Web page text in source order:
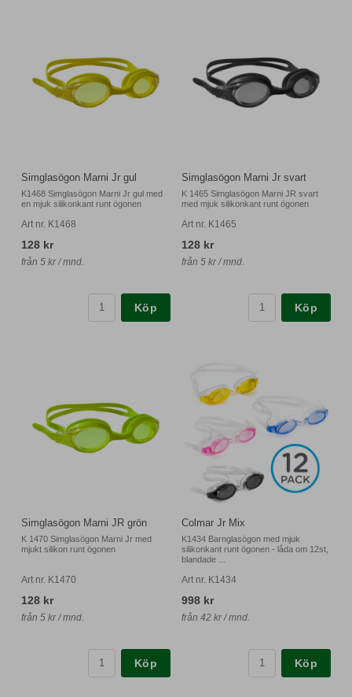
Simglasögon Marni Jr gul
K1468 Simglasögon Marni Jr gul med
en mjuk silikonkant runt ögonen
Art nr. K1468
128 kr
från 5 kr / mnd.
Köp
Simglasögon Marni Jr svart
K 1465 Simglasögon Marni JR svart
med mjuk silikonkant runt ögonen
Art nr. K1465
128 kr
från 5 kr / mnd.
Köp
Simglasögon Marni JR grön
K 1470 Simglasögon Marni Jr med
mjukt silikon runt ögonen
Art nr. K1470
128 kr
från 5 kr / mnd.
Köp
Colmar Jr Mix
K1434 Barnglasögon med mjuk
silikonkant runt ögonen - låda om 12st,
blandade ...
Art nr. K1434
998 kr
från 42 kr / mnd.
Köp